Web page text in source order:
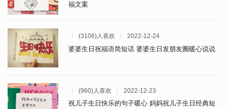
福文案
(3106)人喜欢 2022-12-24
婆婆生日祝福语简短话 婆婆生日发朋友圈暖心说说
(960)人喜欢 2022-12-23
祝儿子生日快乐的句子暖心 妈妈祝儿子生日经典短